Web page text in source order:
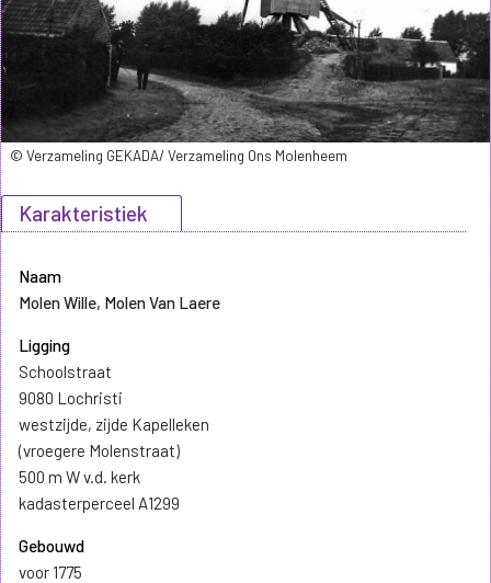
Karakteristiek
Naam
Molen Wille, Molen Van Laere
Ligging
Schoolstraat
9080 Lochristi
westzijde, zijde Kapelleken
(vroegere Molenstraat)
500 m W v.d. kerk
kadasterperceel A1299
Gebouwd
voor 1775
© Verzameling GEKADA/ Verzameling Ons Molenheem